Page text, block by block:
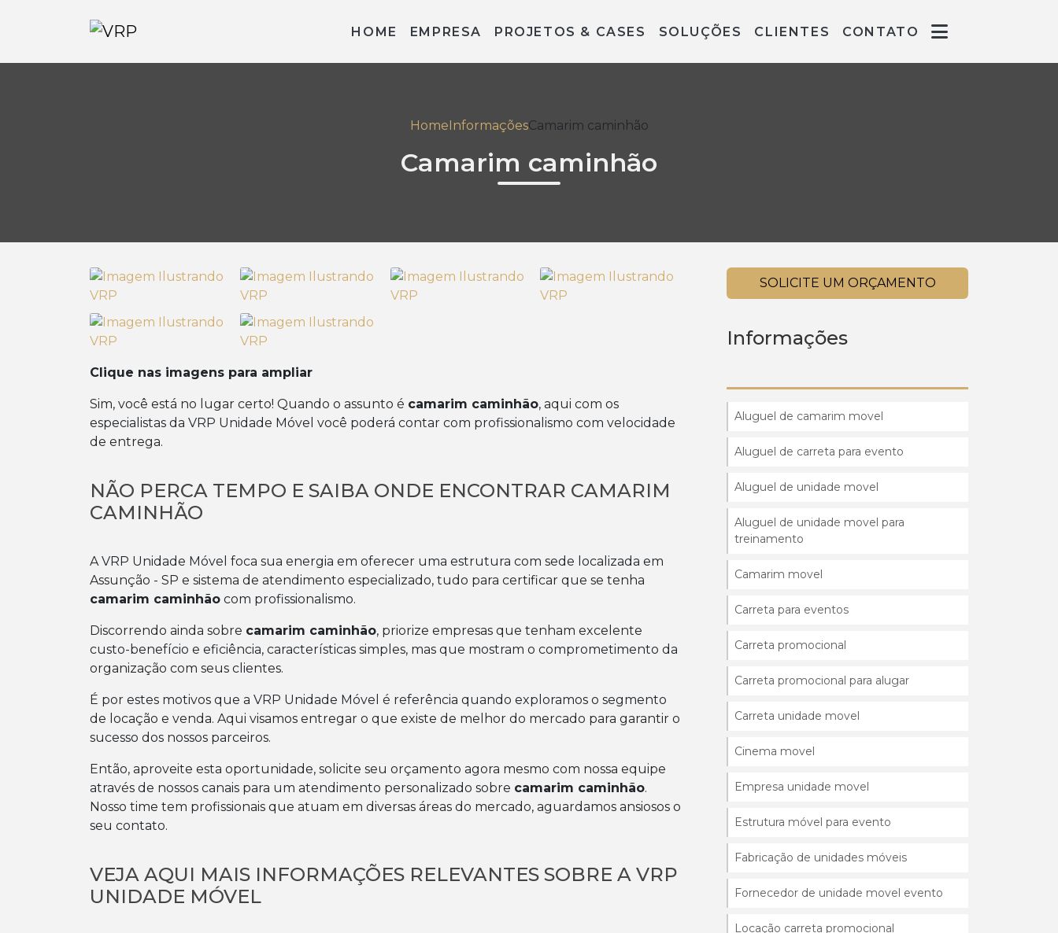
HOME EMPRESA PROJETOS & CASES SOLUÇÕES CLIENTES CONTATO
HomeInformaçõesCamarim caminhão
Camarim caminhão
Clique nas imagens para ampliar
Sim, você está no lugar certo! Quando o assunto é camarim caminhão, aqui com os
especialistas da VRP Unidade Móvel você poderá contar com profissionalismo com velocidade
de entrega.
NÃO PERCA TEMPO E SAIBA ONDE ENCONTRAR CAMARIM
CAMINHÃO
A VRP Unidade Móvel foca sua energia em oferecer uma estrutura com sede localizada em
Assunção - SP e sistema de atendimento especializado, tudo para certificar que se tenha
camarim caminhão com profissionalismo.
Discorrendo ainda sobre camarim caminhão, priorize empresas que tenham excelente
custo-benefício e eficiência, características simples, mas que mostram o comprometimento da
organização com seus clientes.
É por estes motivos que a VRP Unidade Móvel é referência quando exploramos o segmento
de locação e venda. Aqui visamos entregar o que existe de melhor do mercado para garantir o
sucesso dos nossos parceiros.
Então, aproveite esta oportunidade, solicite seu orçamento agora mesmo com nossa equipe
através de nossos canais para um atendimento personalizado sobre camarim caminhão.
Nosso time tem profissionais que atuam em diversas áreas do mercado, aguardamos ansiosos o
seu contato.
VEJA AQUI MAIS INFORMAÇÕES RELEVANTES SOBRE A VRP
UNIDADE MÓVEL
SOLICITE UM ORÇAMENTO
Informações
Aluguel de camarim movel
Aluguel de carreta para evento
Aluguel de unidade movel
Aluguel de unidade movel para
treinamento
Camarim movel
Carreta para eventos
Carreta promocional
Carreta promocional para alugar
Carreta unidade movel
Cinema movel
Empresa unidade movel
Estrutura móvel para evento
Fabricação de unidades móveis
Fornecedor de unidade movel evento
Locação carreta promocional